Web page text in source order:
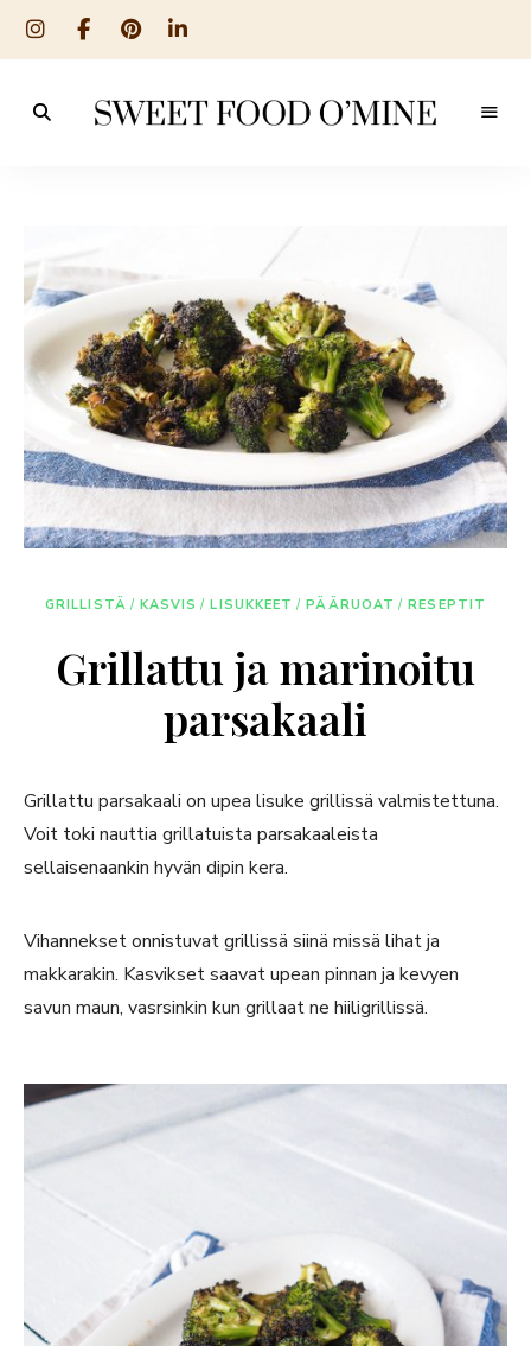
´Mine
GRILLISTÄ / KASVIS / LISUKKEET / PÄÄRUOAT / RESEPTIT
Grillattu ja marinoitu
parsakaali
Grillattu parsakaali on upea lisuke grillissä valmistettuna.
Voit toki nauttia grillatuista parsakaaleista
sellaisenaankin hyvän dipin kera.
Vihannekset onnistuvat grillissä siinä missä lihat ja
makkarakin. Kasvikset saavat upean pinnan ja kevyen
savun maun, vasrsinkin kun grillaat ne hiiligrillissä.